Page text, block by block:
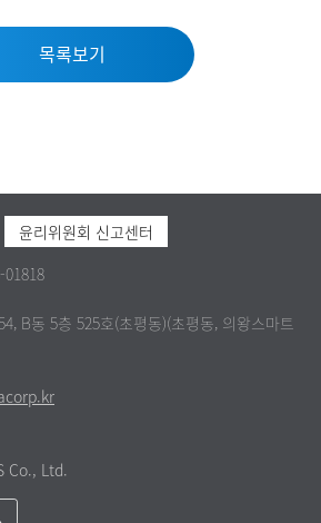
목록보기
윤리위원회 신고센터
01818
B동 5층 525호(초평동)(초평동, 의왕스마트
Co., Ltd.